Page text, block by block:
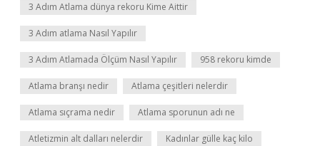
3 Adım Atlama dünya rekoru Kime Aittir
3 Adım atlama Nasıl Yapılır
3 Adım Atlamada Ölçüm Nasıl Yapılır 958 rekoru kimde
Atlama branşı nedir Atlama çeşitleri nelerdir
Atlama sıçrama nedir Atlama sporunun adı ne
Atletizmin alt dalları nelerdir Kadınlar gülle kaç kilo